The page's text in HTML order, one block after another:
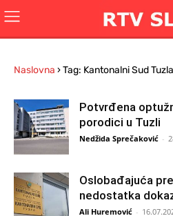
Naslovna ›Tag: Kantonalni Sud Tuzla
Potvrđena
porodici u Tuzli
Nedžida Sprečaković -
Oslobađajuća
nedostatka
Ali Huremović -